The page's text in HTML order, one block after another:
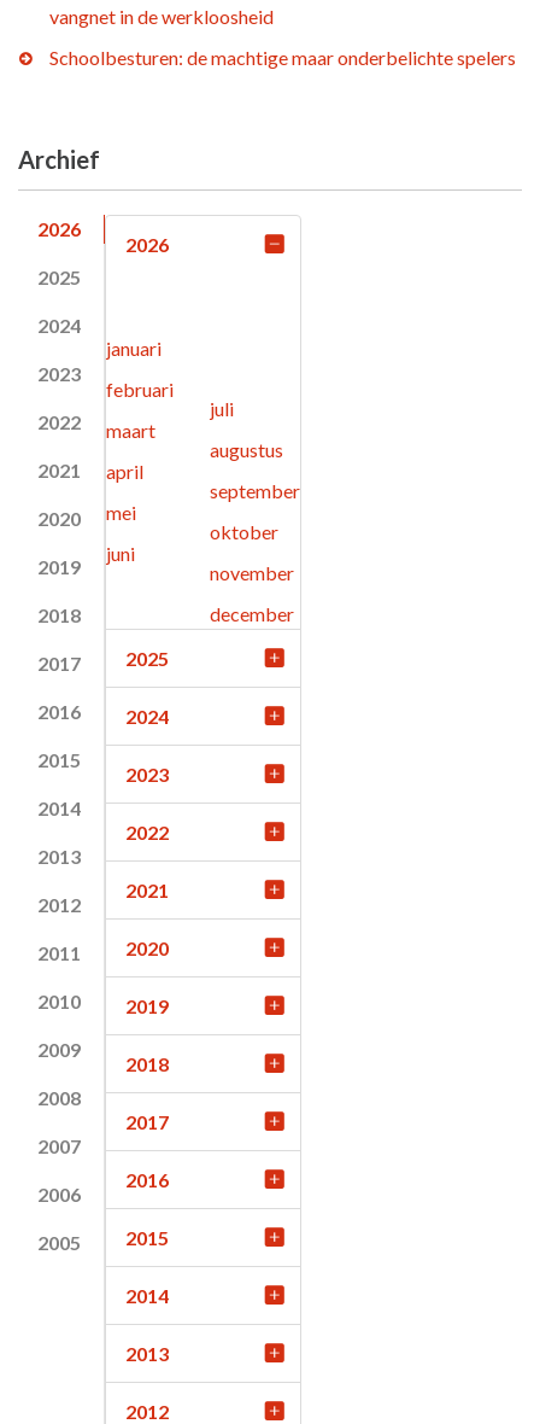
vangnet in de werkloosheid
Schoolbesturen: de machtige maar onderbelichte spelers
Archief
2026
2025
2024
2023
2022
2021
2020
2019
2018
2017
2016
2015
2014
2013
2012
2011
2010
2009
2008
2007
2006
2005
2026
januari
februari
maart
april
mei
juni
juli
augustus
september
oktober
november
december
2025
2024
2023
2022
2021
2020
2019
2018
2017
2016
2015
2014
2013
2012